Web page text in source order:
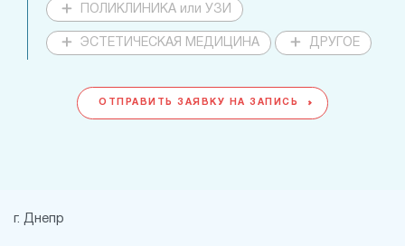
ПОЛИКЛИНИКА или УЗИ
ЭСТЕТИЧЕСКАЯ МЕДИЦИНА ДРУГОЕ
ОТПРАВИТЬ ЗАЯВКУ НА ЗАПИСЬ
г. Днепр